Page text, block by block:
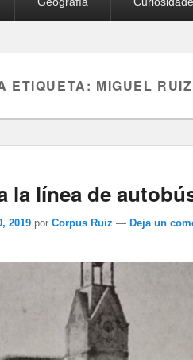
ETIQUETA: MIGUEL
la línea de
2019 por Corpus Ruiz — Deja un